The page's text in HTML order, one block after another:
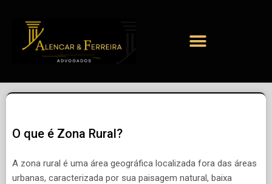
O que é Zona Rural?
A zona rural é uma área geográfica localizada fora das áreas
urbanas, caracterizada por sua paisagem natural, baixa